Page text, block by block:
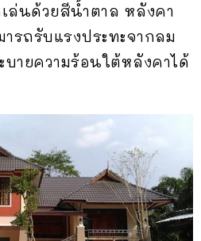
ล่นด้วยสีน้ำตาล หลังคา
รถรับแรงประทะจากลม
บายความร้อนใต้หลังคาได้